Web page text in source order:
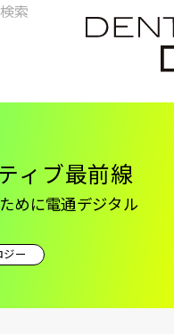
検
索
デ
ィブ最前線
めに電通デジタル
ジー